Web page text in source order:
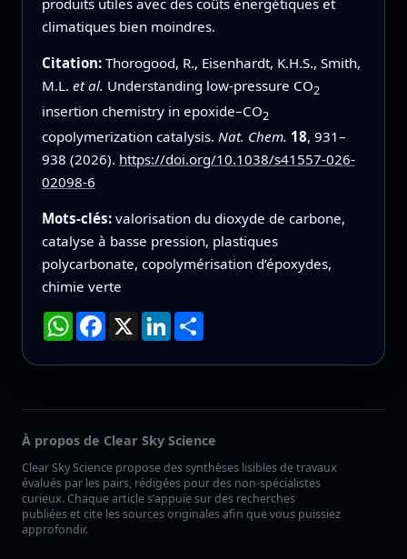
climatiques bien moindres.
Citation: Thorogood, R., Eisenhardt, K.H.S., Smith,
M.L. et al. Understanding low-pressure CO2
insertion chemistry in epoxide–CO2
copolymerization catalysis. Nat. Chem. 18, 931–
938 (2026). https://doi.org/10.1038/s41557-026-
02098-6
Mots-clés: valorisation du dioxyde de carbone,
catalyse à basse pression, plastiques
polycarbonate, copolymérisation d’époxydes,
chimie verte
WhatsApp
Facebook
X LinkedInPartager
À propos de Clear Sky Science
Clear Sky Science propose des synthèses lisibles de travaux
évalués par les pairs, rédigées pour des non-spécialistes
curieux. Chaque article s’appuie sur des recherches
publiées et cite les sources originales afin que vous puissiez
approfondir.